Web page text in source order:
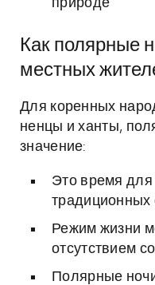
природе
Как полярные
местных
Для коренных
ненцы и ханты,
значение:
Это время
традиционных
Режим жизни
отсутствием
Полярные